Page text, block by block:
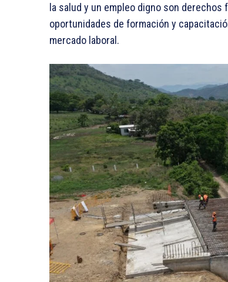
la salud y un empleo digno son
oportunidades de formación y
mercado laboral.